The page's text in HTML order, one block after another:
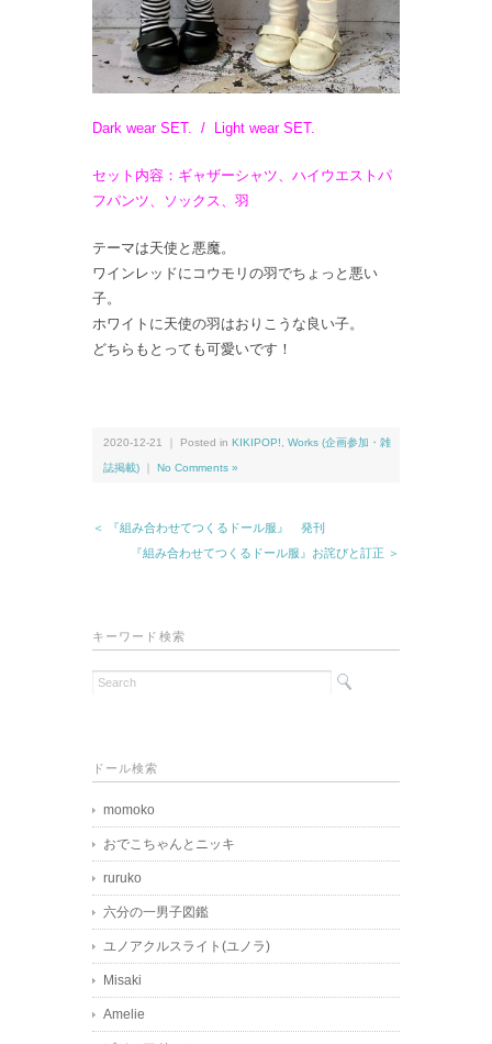
Dark wear SET. / Light wear SET.
セット内容：ギャザーシャツ、ハイウエストパ
フパンツ、ソックス、羽
テーマは天使と悪魔。
ワインレッドにコウモリの羽でちょっと悪い
子。
ホワイトに天使の羽はおりこうな良い子。
どちらもとっても可愛いです！
2020-12-21 ｜ Posted in KIKIPOP! Works (企画参加・雑
誌掲載) No Comments »
＜ 『組み合わせてつくるドール服』 発刊
『組み合わせてつくるドール服』お詫びと訂正 ＞
キーワード検索
ドール検索
momoko
おでこちゃんとニッキ
ruruko
六分の一男子図鑑
ユノアクルスライト(ユノラ)
Misaki
Amelie